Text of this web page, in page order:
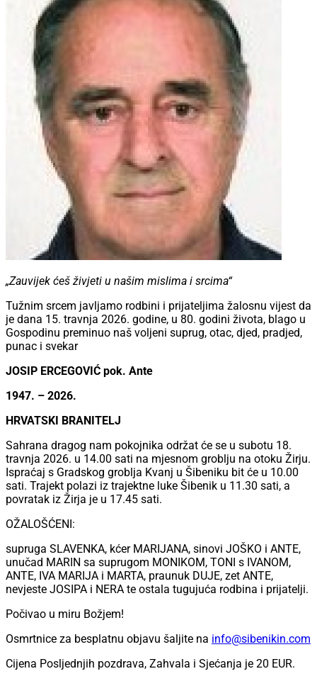
„Zauvijek ćeš živjeti u našim mislima i srcima“
Tužnim srcem javljamo rodbini i prijateljima žalosnu vijest da
je dana 15. travnja 2026. godine, u 80. godini života, blago u
Gospodinu preminuo naš voljeni suprug, otac, djed, pradjed,
punac i svekar
JOSIP ERCEGOVIĆ pok. Ante
1947. – 2026.
HRVATSKI BRANITELJ
Sahrana dragog nam pokojnika održat će se u subotu 18.
travnja 2026. u 14.00 sati na mjesnom groblju na otoku Žirju.
Ispraćaj s Gradskog groblja Kvanj u Šibeniku bit će u 10.00
sati. Trajekt polazi iz trajektne luke Šibenik u 11.30 sati, a
povratak iz Žirja je u 17.45 sati.
OŽALOŠĆENI:
supruga SLAVENKA, kćer MARIJANA, sinovi JOŠKO i ANTE,
unučad MARIN sa suprugom MONIKOM, TONI s IVANOM,
ANTE, IVA MARIJA i MARTA, praunuk DUJE, zet ANTE,
nevjeste JOSIPA i NERA te ostala tugujuća rodbina i prijatelji.
Počivao u miru Božjem!
Osmrtnice za besplatnu objavu šaljite na info@sibenikin.com
Cijena Posljednjih pozdrava, Zahvala i Sjećanja je 20 EUR.